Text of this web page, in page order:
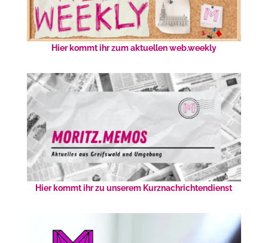
Hier kommt ihr zum aktuellen web.weekly
Hier kommt ihr zu unserem Kurznachrichtendienst